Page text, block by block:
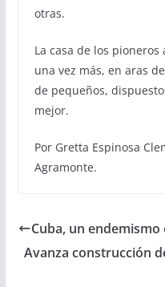
otras.
La casa de los
una vez más, en aras
de pequeños,
mejor.
Por Gretta Espinosa
Agramonte.
Cuba, un endemismo
Avanza construcción